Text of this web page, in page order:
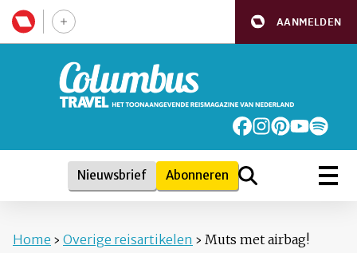
AANMELDEN
Nieuwsbrief Abonneren
Home › Overige reisartikelen › Muts met airbag!